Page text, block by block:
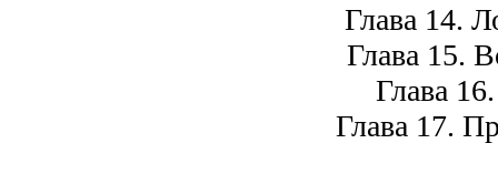
Глава 14.
Глава 15.
Глава
Глава 17.